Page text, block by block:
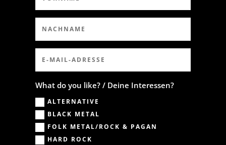
What do you like? / Deine Interessen?
ALTERNATIVE
BLACK METAL
FOLK METAL/ROCK & PAGAN
HARD ROCK